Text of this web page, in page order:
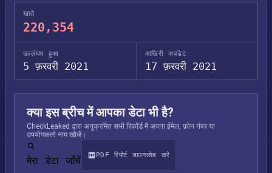
खाते
220,354
उल्लंघन हुआ
5 फ़रवरी 2021
आखिरी अपडेट
17 फ़रवरी 2021
क्या इस ब्रीच में आपका डेटा भी है?
CheckLeaked द्वारा अनुक्रमित सभी रिकॉर्ड में अपना ईमेल, फ़ोन नंबर या
उपयोगकर्ता नाम खोजें।
मेरा डेटा जाँचें PDF रिपोर्ट डाउनलोड करें